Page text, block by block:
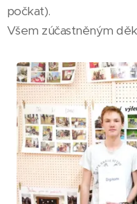
počkat).
Všem zúčastněným